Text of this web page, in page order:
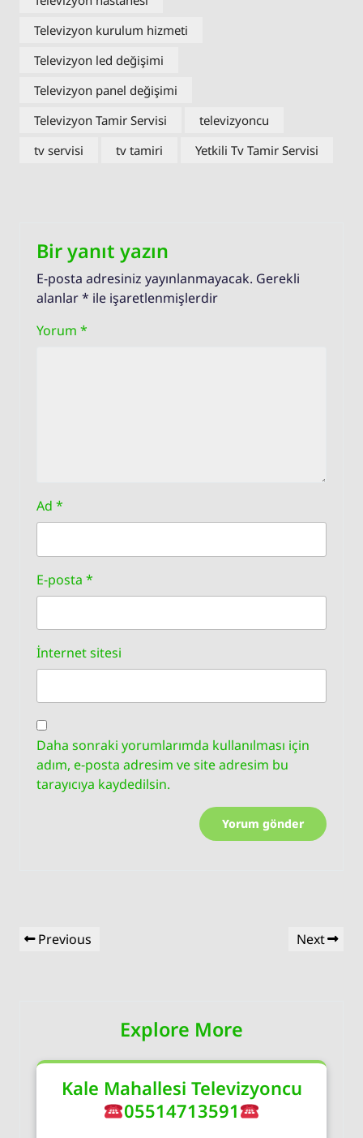
Televizyon kurulum hizmeti
Televizyon led değişimi
Televizyon panel değişimi
Televizyon Tamir Servisi
televizyoncu
tv servisi
tv tamiri Yetkili Tv Tamir Servisi
Bir yanıt yazın
E-posta adresiniz yayınlanmayacak. Gerekli
alanlar* ile işaretlenmişlerdir
Yorum *
Ad *
E-posta *
İnternet sitesi
Daha sonraki yorumlarımda kullanılması için
adım, e-posta adresim ve site adresim bu
tarayıcıya kaydedilsin.
Yazı
gezinmesi
Previous
Previous
Next
Next
Explore More
Kale Mahallesi Televizyoncu
05514713591